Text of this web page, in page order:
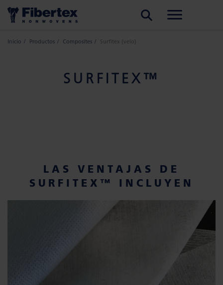
Inicio Productos Composites Surfitex (velo)
SURFITEX™
LAS VENTAJAS DE
SURFITEX™ INCLUYEN